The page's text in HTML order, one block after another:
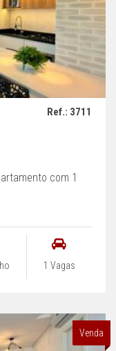
Ref.: 3711
com 1
1 Vagas
Venda